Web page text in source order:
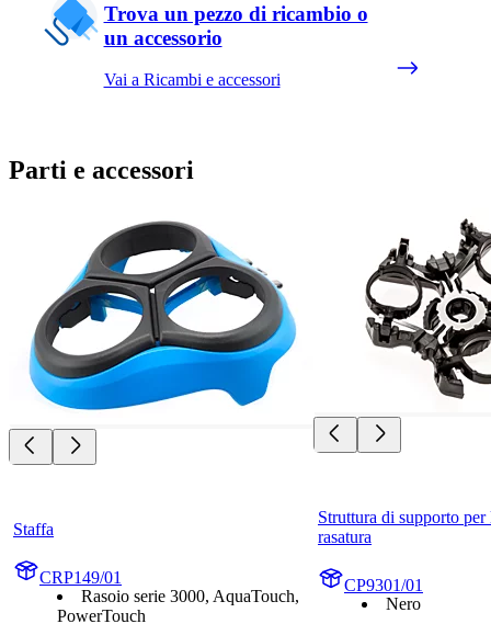
Trova un pezzo di ricambio o
un accessorio
Vai a Ricambi e accessori
Parti e accessori
Staffa
CRP149/01
Rasoio serie 3000, AquaTouch,
PowerTouch
Struttura di supporto per
rasatura
CP9301/01
Nero